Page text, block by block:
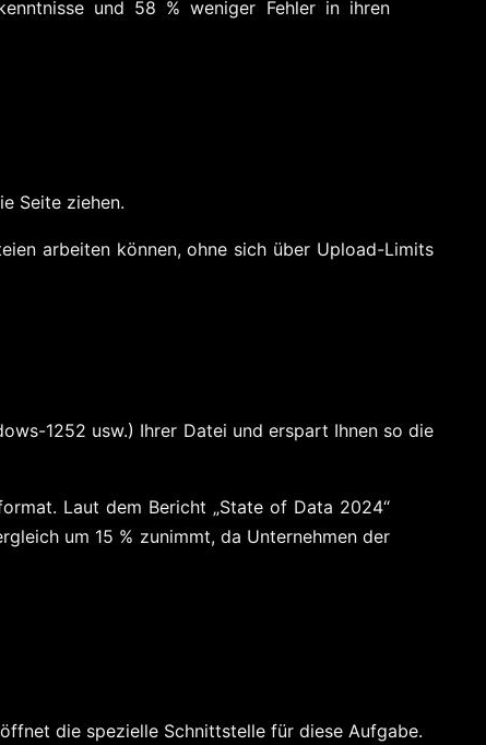
und 58 % weniger Fehler in ihren
Seite ziehen.
arbeiten können, ohne sich über Upload-Limits
1252 usw.) Ihrer Datei und erspart Ihnen so die
Laut dem Bericht „State of Data 2024“
um 15 % zunimmt, da Unternehmen der
die spezielle Schnittstelle für diese Aufgabe.